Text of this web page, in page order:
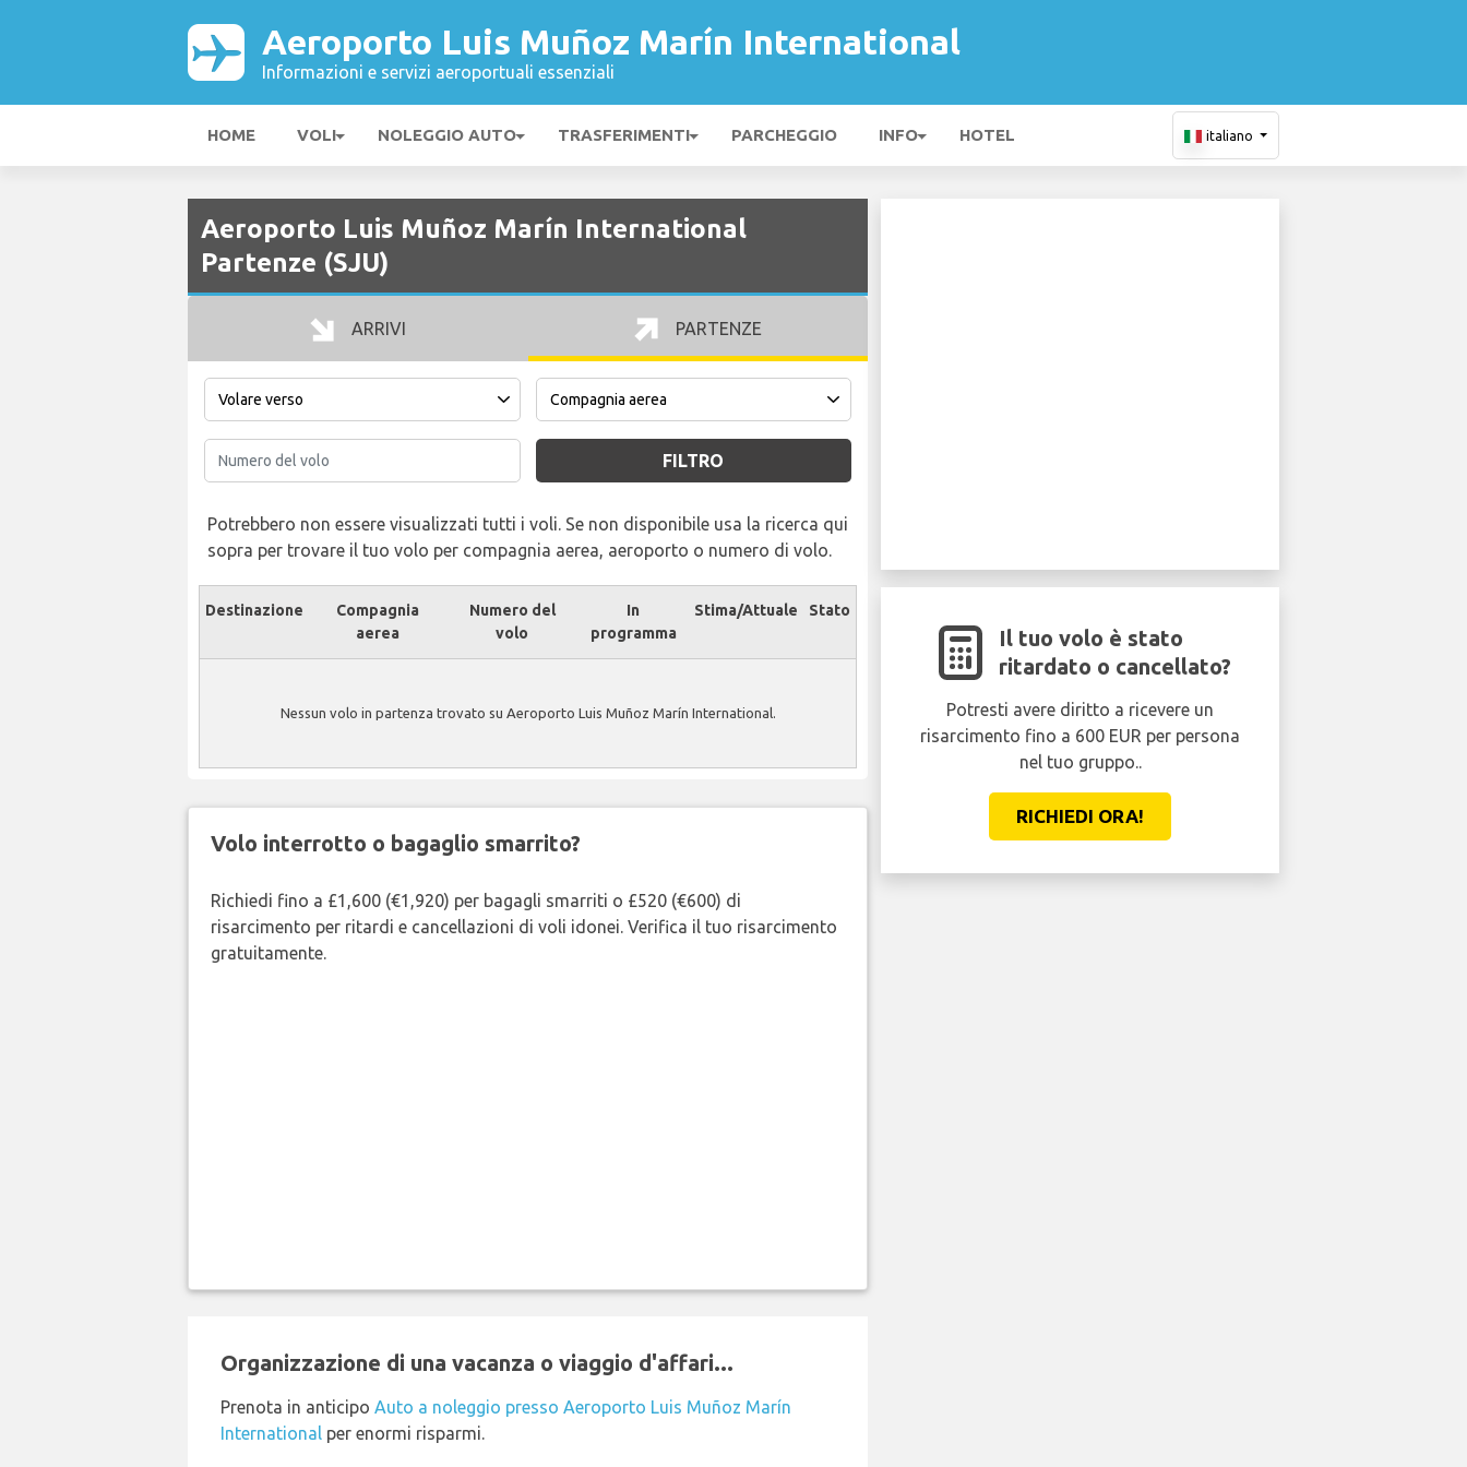
Aeroporto Luis Muñoz Marín International
Informazioni e servizi aeroportuali essenziali
HOME VOLI NOLEGGIO AUTO TRASFERIMENTI PARCHEGGIO INFO HOTEL italiano
Aeroporto Luis Muñoz Marín International
Partenze (SJU)
ARRIVI PARTENZE
FILTRO
Potrebbero non essere visualizzati tutti i voli. Se non disponibile usa la ricerca qui
sopra per trovare il tuo volo per compagnia aerea, aeroporto o numero di volo.
Destinazione
Compagnia
aerea
Numero del
volo
In
programma
Stima/Attuale Stato
Nessun volo in partenza trovato su Aeroporto Luis Muñoz Marín International.
Volo interrotto o bagaglio smarrito?
Richiedi fino a £1,600 (€1,920) per bagagli smarriti o £520 (€600) di
risarcimento per ritardi e cancellazioni di voli idonei. Verifica il tuo risarcimento
gratuitamente.
Organizzazione di una vacanza o viaggio d'affari...
Prenota in anticipo Auto a noleggio presso Aeroporto Luis Muñoz Marín
International per enormi risparmi.
Il tuo volo è stato
ritardato o cancellato?
Potresti avere diritto a ricevere un
risarcimento fino a 600 EUR per persona
nel tuo gruppo..
RICHIEDI ORA!